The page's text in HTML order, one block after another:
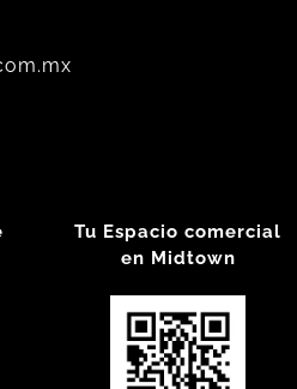
Tu Espacio comercial
en Midtown